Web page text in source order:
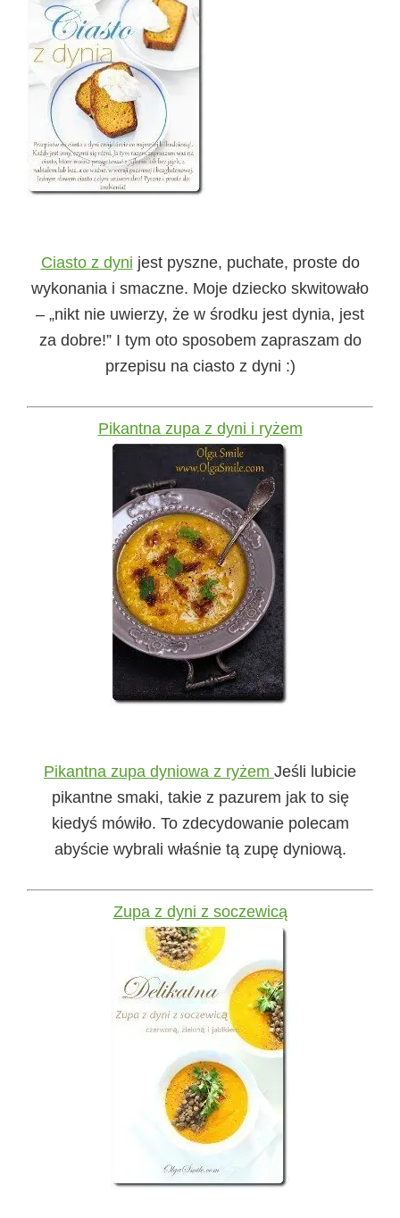
Ciasto z dyni jest pyszne, puchate, proste do
wykonania i smaczne. Moje dziecko skwitowało
– „nikt nie uwierzy, że w środku jest dynia, jest
za dobre!” I tym oto sposobem zapraszam do
przepisu na ciasto z dyni :)
Pikantna zupa z dyni i ryżem
Pikantna zupa dyniowa z ryżem Jeśli lubicie
pikantne smaki, takie z pazurem jak to się
kiedyś mówiło. To zdecydowanie polecam
abyście wybrali właśnie tą zupę dyniową.
Zupa z dyni z soczewicą